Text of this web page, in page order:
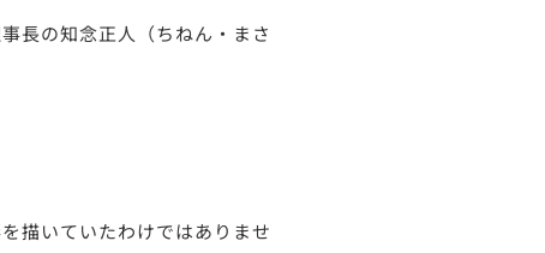
長の知念正人（ちねん・まさ
描いていたわけではありませ